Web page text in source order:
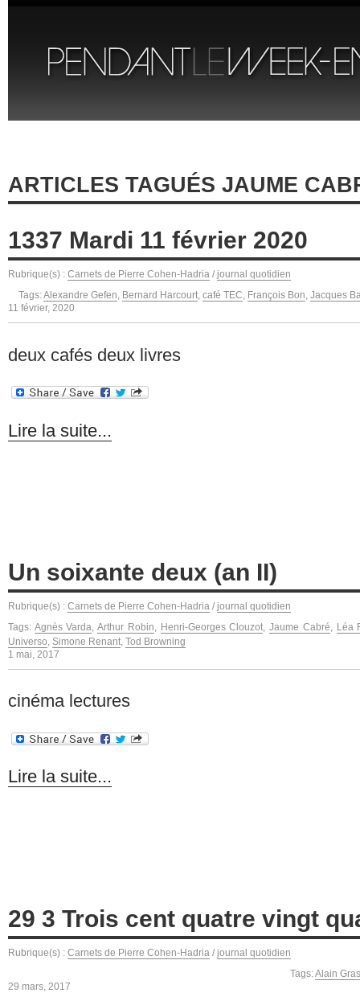
ARTICLES TAGUÉS JAUME
1337 Mardi 11 février 2020
Rubrique(s) : Carnets de Pierre Cohen-Hadria / journal quotidien
Tags:Alexandre Gefen, Bernard Harcourt, café TEC, François Bon, Jacques
11 février, 2020
deux cafés deux livres
Lire la suite...
Un soixante deux (an II)
Rubrique(s) : Carnets de Pierre Cohen-Hadria / journal quotidien
Tags: Agnès Varda ,Arthur Robin Henri-Georges Clouzot ,Jaume Cabré
Léa
Universo Simone Renant Tod Browning
1 mai, 2017
cinéma lectures
Lire la suite...
29 3 Trois cent quatre vingt
Rubrique(s) : Carnets de Pierre Cohen-Hadria / journal quotidien
Tags:Alain Gras
29 mars, 2017